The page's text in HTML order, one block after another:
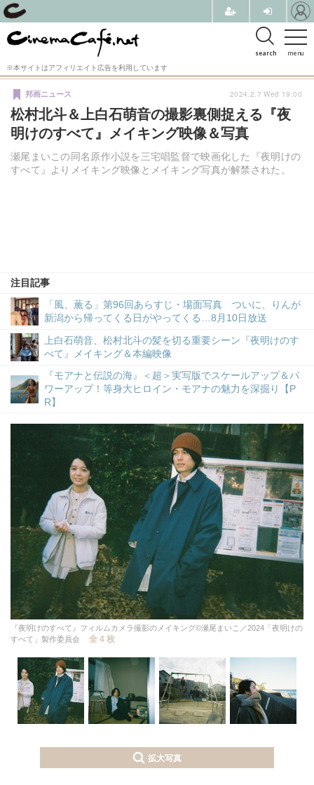
menu
search
※本サイトはアフィリエイト広告を利用しています
松村北斗＆上白石萌音の撮影裏側捉える『夜
明けのすべて』メイキング映像＆写真
瀬尾まいこの同名原作小説を三宅唱監督で映画化した『夜明けの
すべて』よりメイキング映像とメイキング写真が解禁された。
邦画ニュース
注目記事
「風、薫る」第96回あらすじ・場面写真 ついに、りんが
新潟から帰ってくる日がやってくる…8月10日放送
上白石萌音、松村北斗の髪を切る重要シーン『夜明けのす
べて』メイキング＆本編映像
『モアナと伝説の海』＜超＞実写版でスケールアップ＆パ
ワーアップ！等身大ヒロイン・モアナの魅力を深掘り【P
R】
2024.2.7 Wed 19:00
『夜明けのすべて』フィルムカメラ撮影のメイキング©瀬尾まいこ／2024「夜明けの
すべて」製作委員会
全 4 枚
拡大写真